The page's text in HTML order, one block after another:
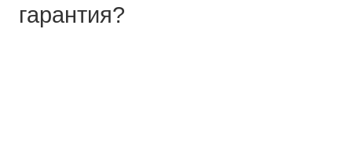
гарантия?